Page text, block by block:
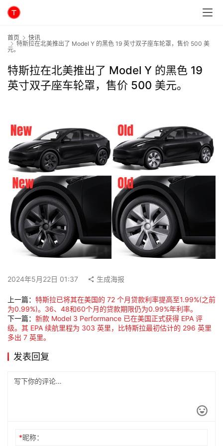
首页
快讯
特斯拉在北美推出了 Model Y 的黑色 19 英寸双子座车轮罩，售价 500 美
元。
特斯拉在北美推出了 Model Y 的黑色 19
英寸双子座车轮罩，售价 500 美元。
2024年5月22日 01:37 生成海报
上一篇： 特斯拉已将其在美国的 72 个月贷款利率提高至1.99%(之前
为0.99%)。36、48和60个月的贷款期限仍为0.99%年利率。
下一篇： 新款 Model 3 Performance 已在美国正式获得 EPA 评
级。其 EPA 续航里程为 303 英里，比特斯拉最初估计的 296 英里
多出 7 英里。
发表回复
*昵称：